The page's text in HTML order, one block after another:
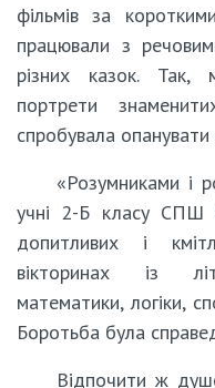
фільмів за
працювали з
різних казок.
портрети
спробувала
«Розумниками і
учні 2-Б класу
допитливих і
вікторинах із
математики, логіки,
Боротьба була
Відпочити ж